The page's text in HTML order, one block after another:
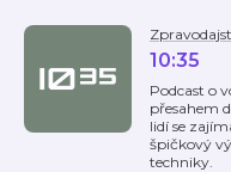
10:35
Podcast o
přesahem
lidí se
špičkový
techniky.